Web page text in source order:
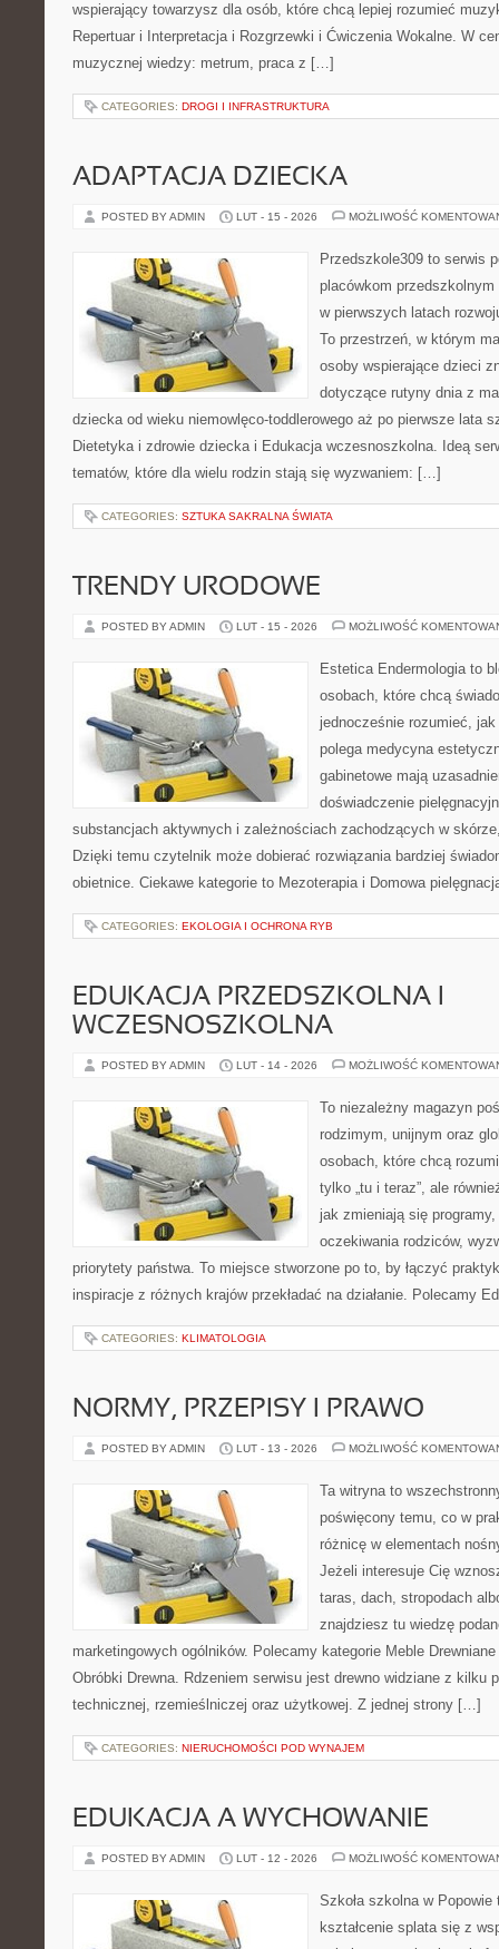
wspierający towarzysz dla osób, które chcą lepiej rozumieć
Repertuar i Interpretacja i Rozgrzewki i Ćwiczenia Wokalne. W
muzycznej wiedzy: metrum, praca z […]
CATEGORIES: DROGI I INFRASTRUKTURA
ADAPTACJA DZIECKA
POSTED BY ADMIN LUT - 15 - 2026 MOŻLIWOŚĆ
Przedszkole309 to serwis
placówkom
w pierwszych latach
To przestrzeń, w którym
osoby wspierające dzieci
dotyczące rutyny dnia z
dziecka od wieku niemowlęco-toddlerowego aż po pierwsze lata
Dietetyka i zdrowie dziecka i Edukacja wczesnoszkolna. Ideą
tematów, które dla wielu rodzin stają się wyzwaniem: […]
CATEGORIES: SZTUKA SAKRALNA ŚWIATA
TRENDY URODOWE
POSTED BY ADMIN LUT - 15 - 2026 MOŻLIWOŚĆ
Estetica Endermologia to
osobach, które chcą
jednocześnie rozumieć,
polega medycyna
gabinetowe mają
doświadczenie
substancjach aktywnych i zależnościach zachodzących w
Dzięki temu czytelnik może dobierać rozwiązania bardziej
obietnice. Ciekawe kategorie to Mezoterapia i Domowa
CATEGORIES: EKOLOGIA I OCHRONA RYB
EDUKACJA PRZEDSZKOLNA I
WCZESNOSZKOLNA
POSTED BY ADMIN LUT - 14 - 2026 MOŻLIWOŚĆ
To niezależny magazyn
rodzimym, unijnym oraz
osobach, które chcą
tylko „tu i teraz”, ale
jak zmieniają się
oczekiwania rodziców,
priorytety państwa. To miejsce stworzone po to, by łączyć
inspiracje z różnych krajów przekładać na działanie. Polecamy
CATEGORIES: KLIMATOLOGIA
NORMY, PRZEPISY I PRAWO
POSTED BY ADMIN LUT - 13 - 2026 MOŻLIWOŚĆ
Ta witryna to
poświęcony temu, co w
różnicę w elementach
Jeżeli interesuje Cię
taras, dach, stropodach
znajdziesz tu wiedzę
marketingowych ogólników. Polecamy kategorie Meble
Obróbki Drewna. Rdzeniem serwisu jest drewno widziane z kilku
technicznej, rzemieślniczej oraz użytkowej. Z jednej strony […]
CATEGORIES: NIERUCHOMOŚCI POD WYNAJEM
EDUKACJA A WYCHOWANIE
POSTED BY ADMIN LUT - 12 - 2026 MOŻLIWOŚĆ
Szkoła szkolna w
kształcenie splata się z